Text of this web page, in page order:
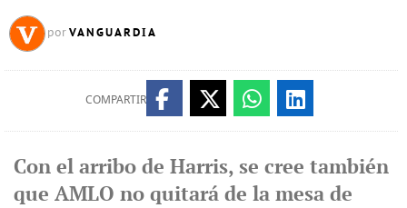
por VANGUARDIA
COMPARTIR
Con el arribo de Harris, se cree también
que AMLO no quitará de la mesa de